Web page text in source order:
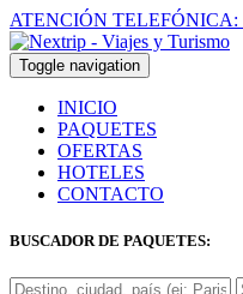
ATENCIÓN TELEFÓNICA:
Toggle navigation
INICIO
PAQUETES
OFERTAS
HOTELES
CONTACTO
BUSCADOR DE PAQUETES: